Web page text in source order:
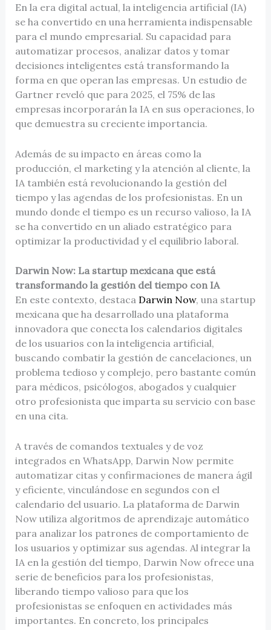
En la era digital actual, la inteligencia artificial (IA)
se ha convertido en una herramienta indispensable
para el mundo empresarial. Su capacidad para
automatizar procesos, analizar datos y tomar
decisiones inteligentes está transformando la
forma en que operan las empresas. Un estudio de
Gartner reveló que para 2025, el 75% de las
empresas incorporarán la IA en sus operaciones, lo
que demuestra su creciente importancia.
Además de su impacto en áreas como la
producción, el marketing y la atención al cliente, la
IA también está revolucionando la gestión del
tiempo y las agendas de los profesionistas. En un
mundo donde el tiempo es un recurso valioso, la IA
se ha convertido en un aliado estratégico para
optimizar la productividad y el equilibrio laboral.
Darwin Now: La startup mexicana que está
transformando la gestión del tiempo con IA
En este contexto, destaca Darwin Now, una startup
mexicana que ha desarrollado una plataforma
innovadora que conecta los calendarios digitales
de los usuarios con la inteligencia artificial,
buscando combatir la gestión de cancelaciones, un
problema tedioso y complejo, pero bastante común
para médicos, psicólogos, abogados y cualquier
otro profesionista que imparta su servicio con base
en una cita.
A través de comandos textuales y de voz
integrados en WhatsApp, Darwin Now permite
automatizar citas y confirmaciones de manera ágil
y eficiente, vinculándose en segundos con el
calendario del usuario. La plataforma de Darwin
Now utiliza algoritmos de aprendizaje automático
para analizar los patrones de comportamiento de
los usuarios y optimizar sus agendas. Al integrar la
IA en la gestión del tiempo, Darwin Now ofrece una
serie de beneficios para los profesionistas,
liberando tiempo valioso para que los
profesionistas se enfoquen en actividades más
importantes. En concreto, los principales